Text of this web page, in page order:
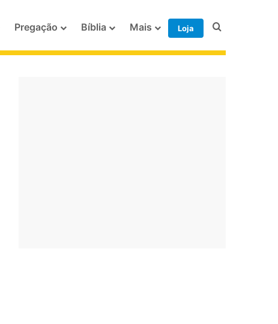
Pregação Bíblia Mais Loja Procurar por